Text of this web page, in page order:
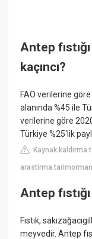
Antep
kaçıncı?
FAO verilerine göre
alanında %45 ile
verilerine göre
Türkiye %25'lik
Kaynak kaldırma
Antep
Fıstık,
meyvedir. Antep